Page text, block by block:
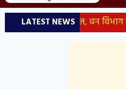
LATEST NEWS
वन विभाग ने किया अलर्ट